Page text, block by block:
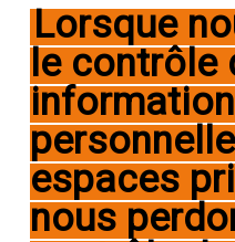
Lorsque
le contrôle
espaces
nous